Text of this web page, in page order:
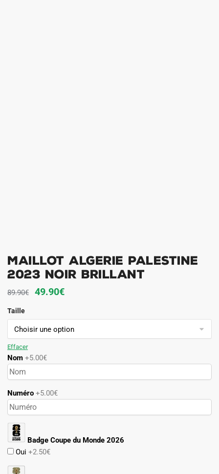
Maillot Algerie Palestine
2023 Noir Brillant
89.90€
Le
initial
était :
49.90€Le
actuel
est :
Taille
Effacer
Nom +5.00€
Numéro +5.00€
Badge Coupe du Monde 2026
Oui +2.50€